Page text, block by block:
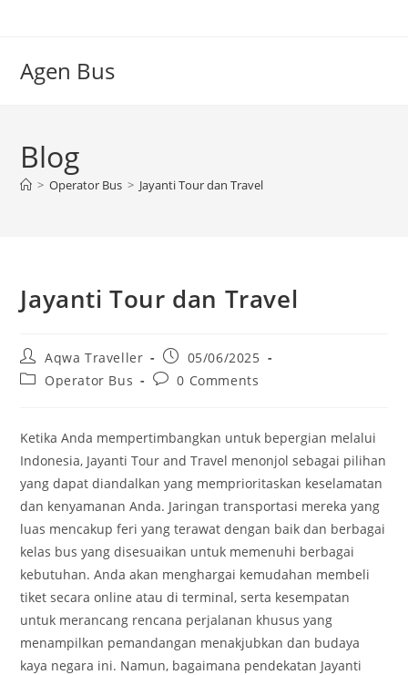
Agen Bus
Blog
> Operator Bus > Jayanti Tour dan Travel
Jayanti Tour dan Travel
Post
author:
Aqwa Traveller
Post
published:
05/06/2025
PostOperator Bus
Post0 Comments
Ketika Anda mempertimbangkan untuk bepergian melalui
Indonesia, Jayanti Tour and Travel menonjol sebagai pilihan
yang dapat diandalkan yang memprioritaskan keselamatan
dan kenyamanan Anda. Jaringan transportasi mereka yang
luas mencakup feri yang terawat dengan baik dan berbagai
kelas bus yang disesuaikan untuk memenuhi berbagai
kebutuhan. Anda akan menghargai kemudahan membeli
tiket secara online atau di terminal, serta kesempatan
untuk merancang rencana perjalanan khusus yang
menampilkan pemandangan menakjubkan dan budaya
kaya negara ini. Namun, bagaimana pendekatan Jayanti